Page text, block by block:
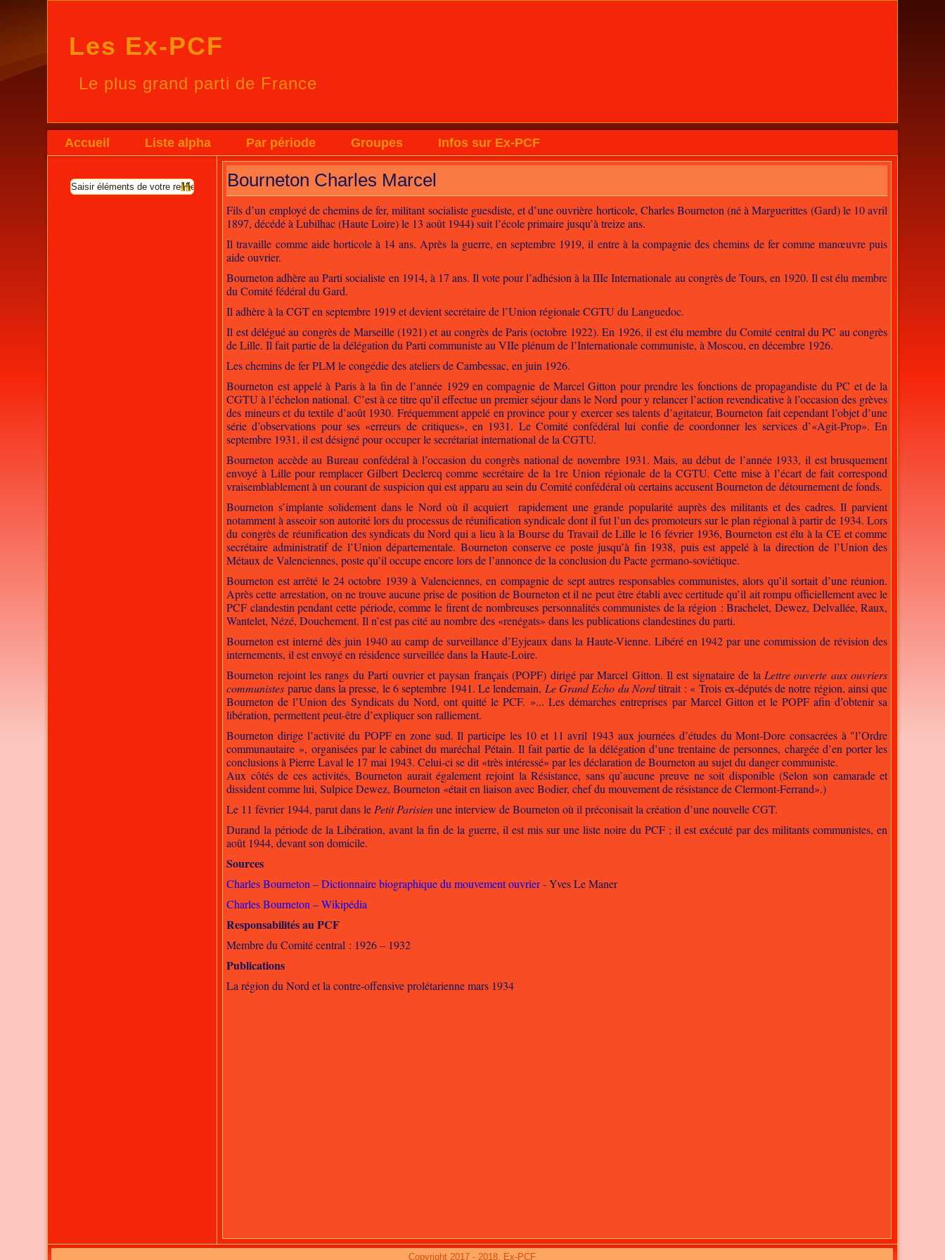
Les Ex-PCF
Le plus grand parti de France
Accueil Liste alpha Par période Groupes Infos sur Ex-PCF
Bourneton Charles Marcel
Fils d’un employé de chemins de fer, militant socialiste guesdiste, et d’une ouvrière horticole, Charles Bourneton (né à Marguerittes (Gard) le 10 avril
1897, décédé à Lubilhac (Haute Loire) le 13 août 1944)suit l’école primaire jusqu’à treize ans.
Il travaille comme aide horticole à 14 ans. Après la guerre, en septembre 1919, il entre à la compagnie des chemins de fer comme manœuvre puis
aide ouvrier.
Bourneton adhère au Parti socialiste en 1914, à 17 ans. Il vote pour l’adhésion à la IIIe Internationale au congrès de Tours, en 1920. Il est élu membre
du Comité fédéral du Gard.
Il adhère à la CGT en septembre 1919 et devient secrétaire de l’Union régionale CGTU du Languedoc.
Il est délégué au congrès de Marseille (1921) et au congrès de Paris (octobre 1922). En 1926, il est élu membre du Comité central du PC au congrès
de Lille. Il fait partie de la délégation du Parti communiste au VIIe plénum de l’Internationale communiste, à Moscou, en décembre 1926.
Les chemins de fer PLM le congédie des ateliers de Cambessac, en juin 1926.
Bourneton est appelé à Paris à la fin de l’année 1929 en compagnie de Marcel Gitton pour prendre les fonctions de propagandiste du PC et de la
CGTU à l’échelon national. C’est à ce titre qu’il effectue un premier séjour dans le Nord pour y relancer l’action revendicative à l’occasion des grèves
des mineurs et du textile d’août 1930. Fréquemment appelé en province pour y exercer ses talents d’agitateur, Bourneton fait cependant l’objet d’une
série d’observations pour ses «erreurs de critiques», en 1931. Le Comité confédéral lui confie de coordonner les services d’«Agit-Prop». En
septembre 1931, il est désigné pour occuper le secrétariat international de la CGTU.
Bourneton accède au Bureau confédéral à l’occasion du congrès national de novembre 1931. Mais, au début de l’année 1933, il est brusquement
envoyé à Lille pour remplacer Gilbert Declercq comme secrétaire de la 1re Union régionale de la CGTU. Cette mise à l’écart de fait correspond
vraisemblablement à un courant de suspicion qui est apparu au sein du Comité confédéral où certains accusent Bourneton de détournement de fonds.
Bourneton s’implante solidement dans le Nord où il acquiert rapidement une grande popularité auprès des militants et des cadres. Il parvient
notamment à asseoir son autorité lors du processus de réunification syndicale dont il fut l’un des promoteurs sur le plan régional à partir de 1934. Lors
du congrès de réunification des syndicats du Nord qui a lieu à la Bourse du Travail de Lille le 16 février 1936, Bourneton est élu à la CE et comme
secrétaire administratif de l’Union départementale. Bourneton conserve ce poste jusqu’à fin 1938, puis est appelé à la direction de l’Union des
Métaux de Valenciennes, poste qu’il occupe encore lors de l’annonce de la conclusion du Pacte germano-soviétique.
Bourneton est arrêté le 24 octobre 1939 à Valenciennes, en compagnie de sept autres responsables communistes, alors qu’il sortait d’une réunion.
Après cette arrestation, on ne trouve aucune prise de position de Bourneton et il ne peut être établi avec certitude qu’il ait rompu officiellement avec le
PCF clandestin pendant cette période, comme le firent de nombreuses personnalités communistes de la région : Brachelet, Dewez, Delvallée, Raux,
Wantelet, Nézé, Douchement. Il n’est pas cité au nombre des «renégats» dans les publications clandestines du parti.
Bourneton est interné dès juin 1940 au camp de surveillance d’Eyjeaux dans la Haute-Vienne. Libéré en 1942 par une commission de révision des
internements, il est envoyé en résidence surveillée dans la Haute-Loire.
Bourneton rejoint les rangs du Parti ouvrier et paysan français (POPF) dirigé par Marcel Gitton. Il est signataire de la Lettre ouverte aux ouvriers
communistes parue dans la presse, le 6 septembre 1941. Le lendemain, Le Grand Echo du Nordtitrait : « Trois ex-députés de notre région, ainsi que
Bourneton de l’Union des Syndicats du Nord, ont quitté le PCF. »... Les démarches entreprises par Marcel Gitton et le POPF afin d’obtenir sa
libération, permettent peut-être d’expliquer son ralliement.
Bourneton dirige l’activité du POPF en zone sud. Il participe les 10 et 11 avril 1943 aux journées d’études du Mont-Dore consacrées à "l’Ordre
communautaire », organisées par le cabinet du maréchal Pétain. Il fait partie de la délégation d’une trentaine de personnes, chargée d’en porter les
conclusions à Pierre Laval le 17 mai 1943. Celui-ci se dit «très intéressé» par les déclaration de Bourneton au sujet du danger communiste.
Aux côtés de ces activités, Bourneton aurait également rejoint la Résistance, sans qu’aucune preuve ne soit disponible (Selon son camarade et
dissident comme lui, Sulpice Dewez, Bourneton «était en liaison avec Bodier, chef du mouvement de résistance de Clermont-Ferrand».)
Le 11 février 1944, parut dans le Petit Parisienune interview de Bourneton où il préconisait la création d’une nouvelle CGT.
Durand la période de la Libération, avant la fin de la guerre, il est mis sur une liste noire du PCF ; il est exécuté par des militants communistes, en
août 1944, devant son domicile.
Sources
Charles Bourneton – Dictionnaire biographique du mouvement ouvrier- Yves Le Maner
Charles Bourneton – Wikipédia
Responsabilités au PCF
Membre du Comité central : 1926 – 1932
Publications
La région du Nord et la contre-offensive prolétarienne mars 1934
Copyright 2017 - 2018. Ex-PCF